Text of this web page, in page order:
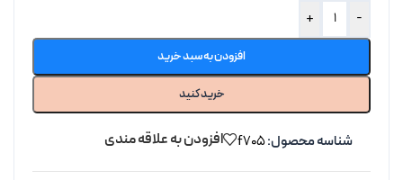
-
+
افزودن به سبد خرید
خرید کنید
شناسه محصول:f705 افزودن به علاقه مندی